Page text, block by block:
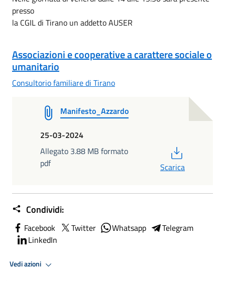
presso
la CGIL di Tirano un addetto AUSER
Associazioni e cooperative a carattere sociale o
umanitario
Consultorio familiare di Tirano
Manifesto_Azzardo
25-03-2024
Allegato 3.88 MB formato
pdf
Scarica
Condividi:
Facebook Twitter Whatsapp
Telegram
LinkedIn
Vedi azioni